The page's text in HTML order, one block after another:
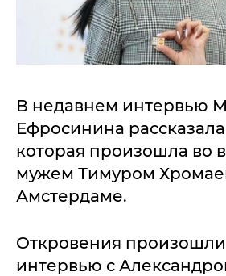
В недавнем интервью
Ефросинина
которая произошла во
мужем Тимуром
Амстердаме.
Откровения
интервью с